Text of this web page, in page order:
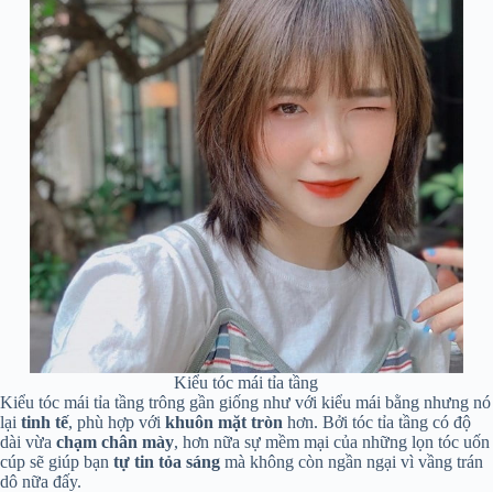
Kiểu tóc mái tỉa tầng
Kiểu tóc mái tỉa tầng trông gần giống như với kiểu mái bằng nhưng nó
lại tinh tế, phù hợp với khuôn mặt tròn hơn. Bởi tóc tỉa tầng có độ
dài vừa chạm chân mày, hơn nữa sự mềm mại của những lọn tóc uốn
cúp sẽ giúp bạn tự tin tỏa sáng mà không còn ngần ngại vì vầng trán
dô nữa đấy.